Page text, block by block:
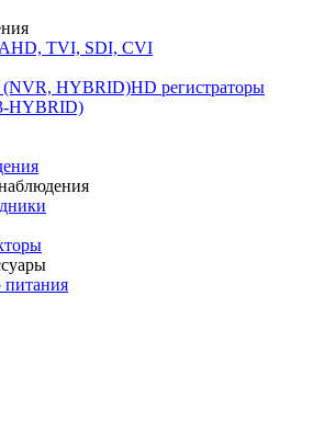
TVI, SDI, CVI
(NVR, HYBRID)HD регистраторы
HYBRID)
питания